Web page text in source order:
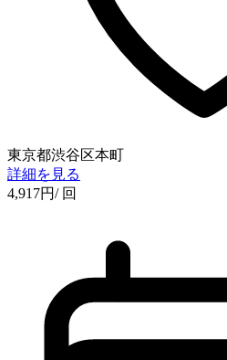
東京都渋谷区本町
詳細を見る
4,917円/ 回